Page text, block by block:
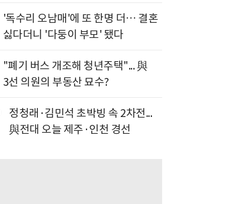
'독수리 오남매'에 또 한명 더… 결혼
싫다더니 '다둥이 부모' 됐다
"폐기 버스 개조해 청년주택"... 與
3선 의원의 부동산 묘수?
정청래·김민석 초박빙 속 2차전...
與전대 오늘 제주·인천 경선